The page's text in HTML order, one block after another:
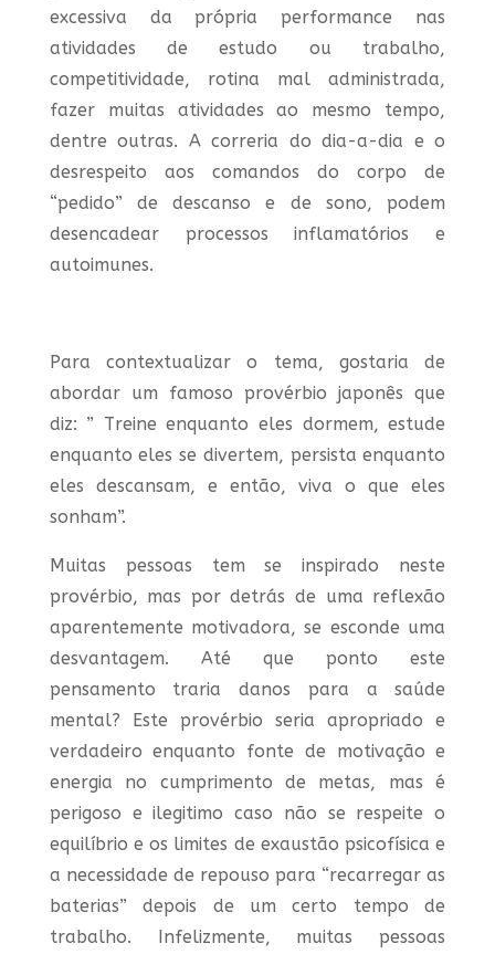
excessiva da própria performance nas
atividades de estudo ou trabalho,
competitividade, rotina mal administrada,
fazer muitas atividades ao mesmo tempo,
dentre outras. A correria do dia-a-dia e o
desrespeito aos comandos do corpo de
“pedido” de descanso e de sono, podem
desencadear processos inflamatórios e
autoimunes.
Para contextualizar o tema, gostaria de
abordar um famoso provérbio japonês que
diz: ” Treine enquanto eles dormem, estude
enquanto eles se divertem, persista enquanto
eles descansam, e então, viva o que eles
sonham”.
Muitas pessoas tem se inspirado neste
provérbio, mas por detrás de uma reflexão
aparentemente motivadora, se esconde uma
desvantagem. Até que ponto este
pensamento traria danos para a saúde
mental? Este provérbio seria apropriado e
verdadeiro enquanto fonte de motivação e
energia no cumprimento de metas, mas é
perigoso e ilegitimo caso não se respeite o
equilíbrio e os limites de exaustão psicofísica e
a necessidade de repouso para “recarregar as
baterias” depois de um certo tempo de
trabalho. Infelizmente, muitas pessoas